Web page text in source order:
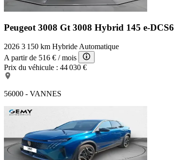
Peugeot 3008 Gt3008 Hybrid 145 e-DCS6
2026 3 150 km Hybride Automatique
A partir de 516 € / mois
Prix du véhicule : 44 030 €
56000 - VANNES